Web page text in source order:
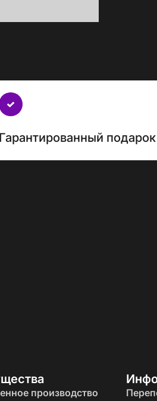
Гарантированный подарок
производство